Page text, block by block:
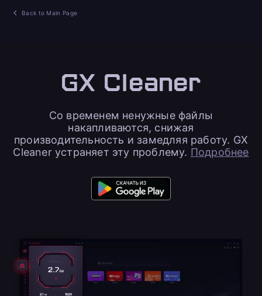
Back to Main Page
GX Cleaner
Со временем ненужные файлы
накапливаются, снижая
производительность и замедляя работу. GX
Cleaner устраняет эту проблему. Подробнее